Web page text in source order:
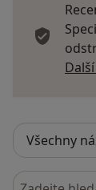
Hledejte v